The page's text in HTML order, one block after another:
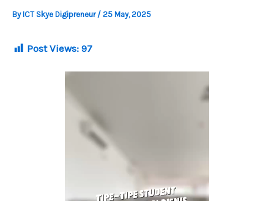
By ICT Skye Digipreneur / 25 May, 2025
Post Views: 97